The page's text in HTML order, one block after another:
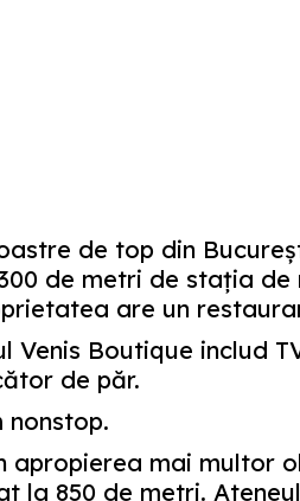
de top din
de metri de stația
are un
Venis Boutique includ
de păr.
nonstop.
apropierea mai multor
la 850 de metri.